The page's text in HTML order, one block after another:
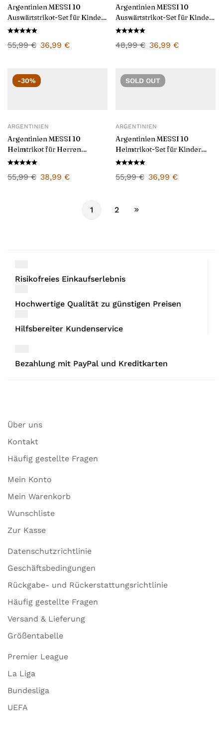
Argentinien MESSI 10
Auswärtstrikot-Set für Kinder
2024/25
55,99€ 36,99 €
Argentinien MESSI 10
Auswärtstrikot-Set für Kinder
2026/27
48,99€ 36,99 €
-30%
ARGENTINIEN
Argentinien MESSI 10
Heimtrikot für Herren
2024/25
55,99€ 38,99 €
SOLD OUT
ARGENTINIEN
Argentinien MESSI 10
Heimtrikot-Set für Kinder
2024/25
55,99€ 36,99 €
1 2
Risikofreies Einkaufserlebnis
Hochwertige Qualität zu günstigen Preisen
Hilfsbereiter Kundenservice
Bezahlung mit PayPal und Kreditkarten
Über uns
Kontakt
Häufig gestellte Fragen
Mein Konto
Mein Warenkorb
Wunschliste
Zur Kasse
Datenschutzrichtlinie
Geschäftsbedingungen
Rückgabe- und Rückerstattungsrichtlinie
Häufig gestellte Fragen
Versand & Lieferung
Größentabelle
Premier League
La Liga
Bundesliga
UEFA